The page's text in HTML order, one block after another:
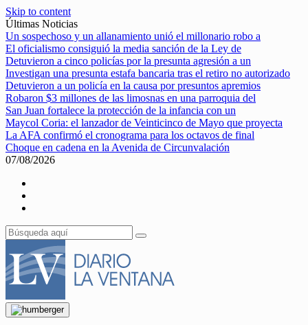
Skip to content
Últimas Noticias
Un sospechoso y un allanamiento unió el millonario robo a
El oficialismo consiguió la media sanción de la Ley de
Detuvieron a cinco policías por la presunta agresión a un
Investigan una presunta estafa bancaria tras el retiro no autorizado
Detuvieron a un policía en la causa por presuntos apremios
Robaron $3 millones de las limosnas en una parroquia del
San Juan fortalece la protección de la infancia con un
Maycol Coria: el lanzador de Veinticinco de Mayo que proyecta
La AFA confirmó el cronograma para los octavos de final
Choque en cadena en la Avenida de Circunvalación
07/08/2026